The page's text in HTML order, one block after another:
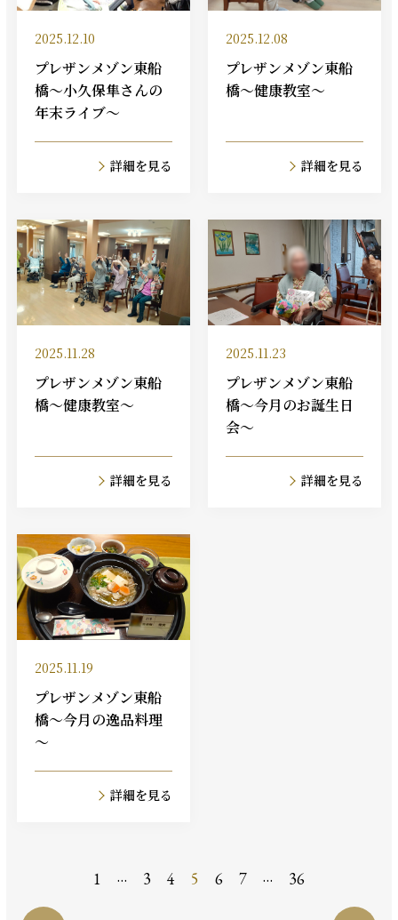
2025.12.10
プレザンメゾン東船
橋～小久保隼さんの
年末ライブ～
詳細を見る
2025.12.08
プレザンメゾン東船
橋～健康教室～
詳細を見る
2025.11.28
プレザンメゾン東船
橋～健康教室～
詳細を見る
2025.11.23
プレザンメゾン東船
橋～今月のお誕生日
会～
詳細を見る
2025.11.19
プレザンメゾン東船
橋～今月の逸品料理
～
詳細を見る
1 … 3 4 5 6 7 … 36